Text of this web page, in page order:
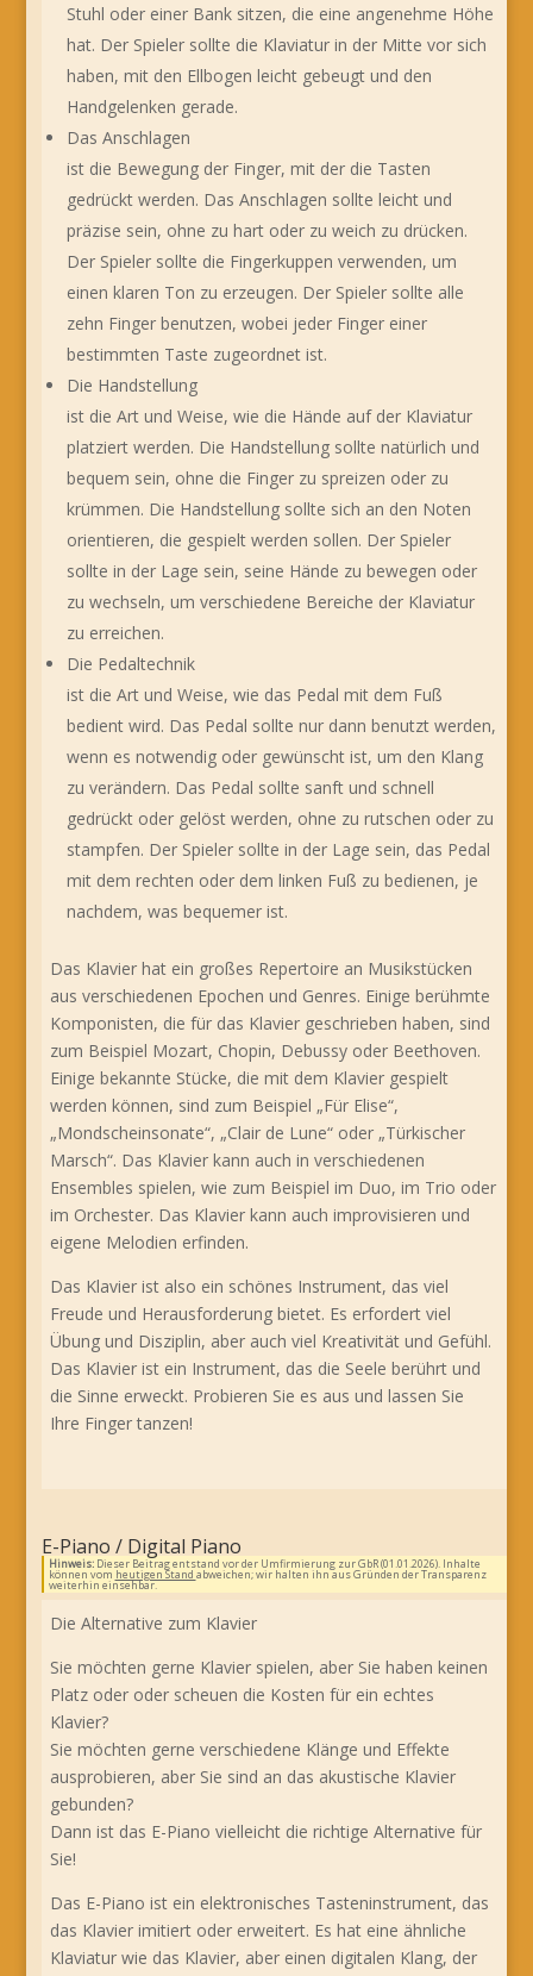
Stuhl oder einer Bank sitzen, die eine angenehme Höhe
hat. Der Spieler sollte die Klaviatur in der Mitte vor sich
haben, mit den Ellbogen leicht gebeugt und den
Handgelenken gerade.
Das Anschlagen
ist die Bewegung der Finger, mit der die Tasten
gedrückt werden. Das Anschlagen sollte leicht und
präzise sein, ohne zu hart oder zu weich zu drücken.
Der Spieler sollte die Fingerkuppen verwenden, um
einen klaren Ton zu erzeugen. Der Spieler sollte alle
zehn Finger benutzen, wobei jeder Finger einer
bestimmten Taste zugeordnet ist.
Die Handstellung
ist die Art und Weise, wie die Hände auf der Klaviatur
platziert werden. Die Handstellung sollte natürlich und
bequem sein, ohne die Finger zu spreizen oder zu
krümmen. Die Handstellung sollte sich an den Noten
orientieren, die gespielt werden sollen. Der Spieler
sollte in der Lage sein, seine Hände zu bewegen oder
zu wechseln, um verschiedene Bereiche der Klaviatur
zu erreichen.
Die Pedaltechnik
ist die Art und Weise, wie das Pedal mit dem Fuß
bedient wird. Das Pedal sollte nur dann benutzt werden,
wenn es notwendig oder gewünscht ist, um den Klang
zu verändern. Das Pedal sollte sanft und schnell
gedrückt oder gelöst werden, ohne zu rutschen oder zu
stampfen. Der Spieler sollte in der Lage sein, das Pedal
mit dem rechten oder dem linken Fuß zu bedienen, je
nachdem, was bequemer ist.
Das Klavier hat ein großes Repertoire an Musikstücken
aus verschiedenen Epochen und Genres. Einige berühmte
Komponisten, die für das Klavier geschrieben haben, sind
zum Beispiel Mozart, Chopin, Debussy oder Beethoven.
Einige bekannte Stücke, die mit dem Klavier gespielt
werden können, sind zum Beispiel „Für Elise“,
„Mondscheinsonate“, „Clair de Lune“ oder „Türkischer
Marsch“. Das Klavier kann auch in verschiedenen
Ensembles spielen, wie zum Beispiel im Duo, im Trio oder
im Orchester. Das Klavier kann auch improvisieren und
eigene Melodien erfinden.
Das Klavier ist also ein schönes Instrument, das viel
Freude und Herausforderung bietet. Es erfordert viel
Übung und Disziplin, aber auch viel Kreativität und Gefühl.
Das Klavier ist ein Instrument, das die Seele berührt und
die Sinne erweckt. Probieren Sie es aus und lassen Sie
Ihre Finger tanzen!
E-Piano / Digital Piano
Hinweis:Dieser Beitrag entstand vor der Umfirmierung zur GbR (01.01.2026). Inhalte
können vom heutigen Stand abweichen; wir halten ihn aus Gründen der Transparenz
weiterhin einsehbar.
Die Alternative zum Klavier
Sie möchten gerne Klavier spielen, aber Sie haben keinen
Platz oder oder scheuen die Kosten für ein echtes
Klavier?
Sie möchten gerne verschiedene Klänge und Effekte
ausprobieren, aber Sie sind an das akustische Klavier
gebunden?
Dann ist das E-Piano vielleicht die richtige Alternative für
Sie!
Das E-Piano ist ein elektronisches Tasteninstrument, das
das Klavier imitiert oder erweitert. Es hat eine ähnliche
Klaviatur wie das Klavier, aber einen digitalen Klang, der